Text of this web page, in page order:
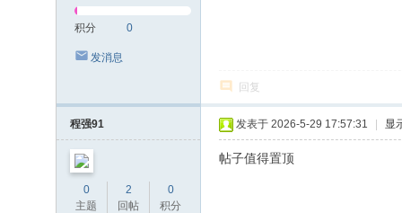
积分 0
发消息
回复
程强91
0
主题
2
回帖
0
积分
发表于 2026-5-29 17:57:31 显
帖子值得置顶